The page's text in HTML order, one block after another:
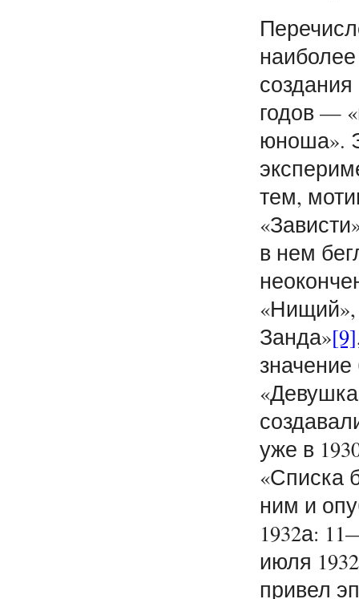
создания
годов —
юноша».
тем,
в нем
Занда»[9]
уже в
«Списка
ним и
1932а:
июля
привел